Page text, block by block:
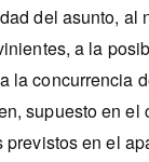
del asunto, al
a la
la concurrencia
supuesto en el
en el